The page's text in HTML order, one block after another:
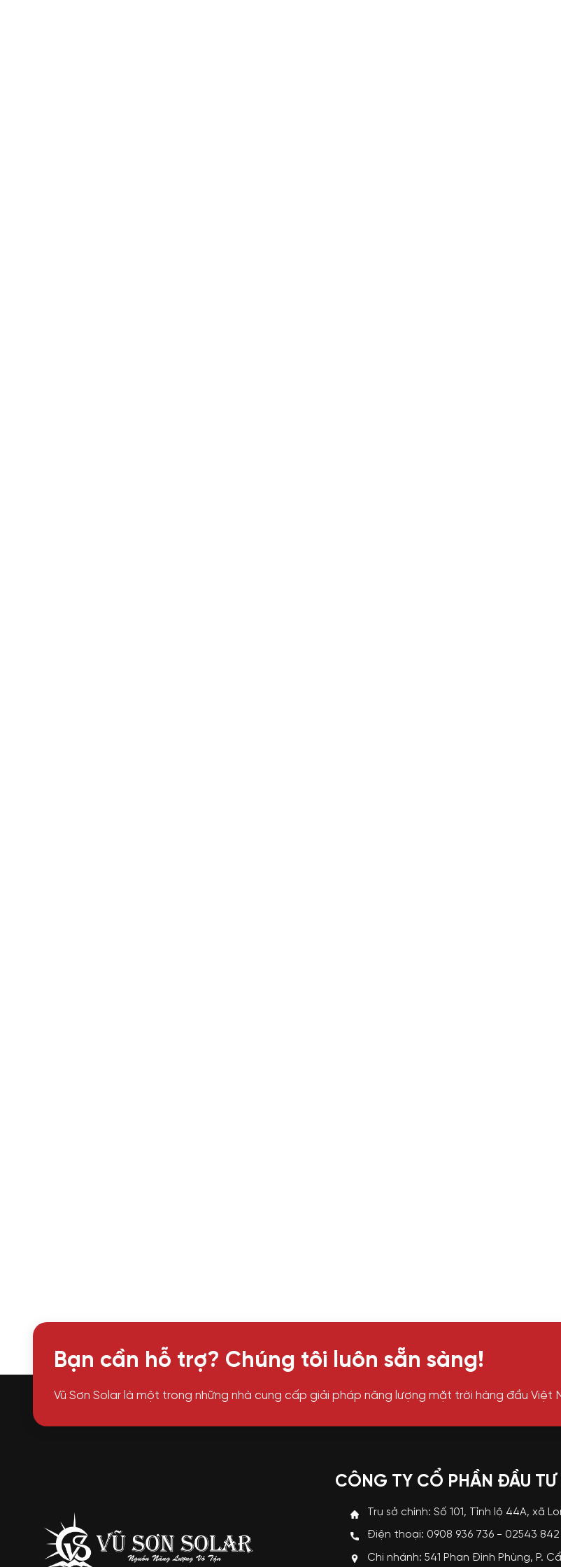
Bạn cần hỗ trợ? Chúng tôi luôn sẵn sàng!
Vũ Sơn Solar là một trong những nhà cung cấp giải pháp năng lượng mặt trời hàng đầu Việt
CÔNG TY CỔ PHẦN ĐẦU TƯ
Trụ sở chính: Số 101, Tỉnh lộ 44A, xã
Điện thoại: 0908 936 736 - 02543 842
Chi nhánh: 541 Phan Đình Phùng, P.